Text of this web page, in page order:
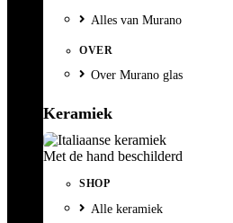
Alles van Murano
OVER
Over Murano glas
Keramiek
Met de hand beschilderd
SHOP
Alle keramiek